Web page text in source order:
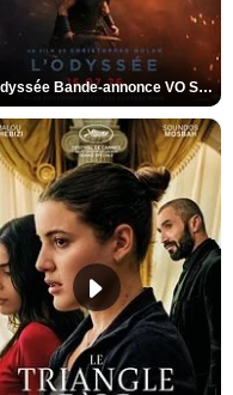
L'Odyssée Bande-annonce VO STFR